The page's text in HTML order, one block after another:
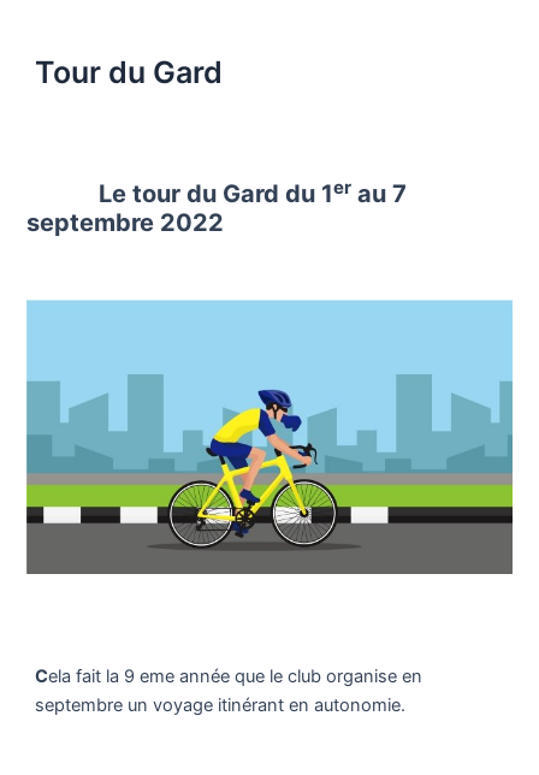
Tour du Gard
Le tour du Gard du 1erau 7
septembre 2022
Cela fait la 9 eme année que le club organise en
septembre un voyage itinérant en autonomie.